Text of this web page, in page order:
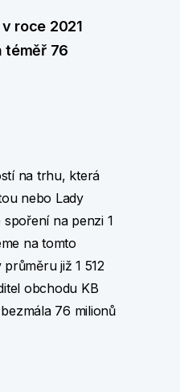
roce 2021
téměř 76
na trhu, která
nebo Lady
na penzi 1
na tomto
již 1 512
obchodu KB
76 milionů